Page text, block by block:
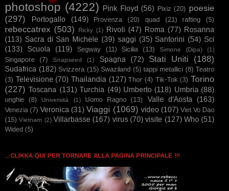
photoshop (4222) Pink Floyd (56) Pixiz (20) poesie
(297)
Portogallo (149) Provenza (20) quad (21) rafting (5)
rebeccatrex (503) Ricky (1) Rivoli (47) Roma (77) Rosanna
(113) Sacra di San Michele (39) saggi (35) Santorini (54) Sci
(133) Scuola (119) Segway (11) Sicilia (13) Simone (Dipa) (1)
Singapore (7) Snapseed (1) Spagna (72) Stati Uniti (188)
Sudafrica (182) Svizzera (15) Swaziland (5) tappi metallici (8) Teatro
(3) Televisione (70) Thailandia (127) Thor (4) Tik-Tok (3) Torino
(227) Toscana (131) Turchia (49) Umberto (118) Umbria (88)
unghie (8) Università (1) Uomo Ragno (13) Valle d'Aosta (163)
Venezia (7) Veronica (31) Viaggi (1069) video (107) Viet Vo Dao
(15) Vietnam (2) Villarbasse (167) virus (70) visite (127) Who (51)
Wided (5)
...CLIKKA QUI PER TORNARE ALLA PAGINA PRINCIPALE !!!